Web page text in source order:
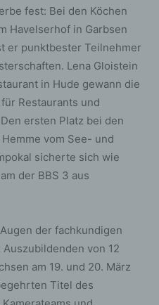
fest: Bei den Köchen
Havelserhof in Garbsen
er punktbester Teilnehmer
Lena Gloistein
in Hude gewann die
Restaurants und
ersten Platz bei den
vom See- und
sicherte sich wie
der BBS 3 aus
der fachkundigen
von 12
am 19. und 20. März
Titel des